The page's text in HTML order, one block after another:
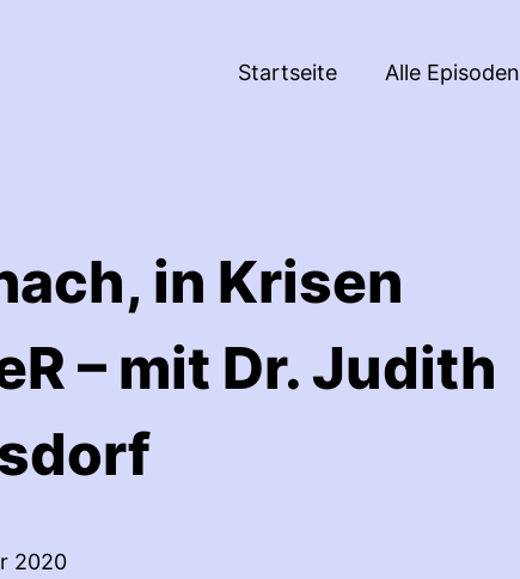
Startseite Alle Episoden
in Krisen
– mit Dr. Judith
2020